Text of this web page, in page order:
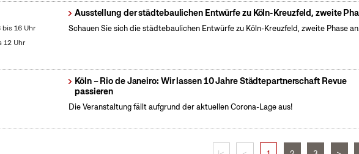
16 Uhr
12 Uhr
Ausstellung der städtebaulichen Entwürfe zu Köln-Kreuzfeld, zweite
Schauen Sie sich die städtebaulichen Entwürfe zu Köln-Kreuzfeld, zweite Phase
Köln – Rio de Janeiro: Wir lassen 10 Jahre Städtepartnerschaft Revue
passieren
Die Veranstaltung fällt aufgrund der aktuellen Corona-Lage aus!